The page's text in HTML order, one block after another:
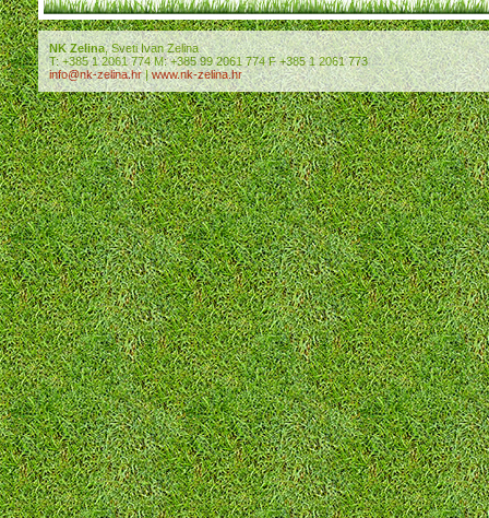
NK Zelina, Sveti Ivan Zelina
T: +385 1 2061 774 M: +385 99 2061 774 F +385 1 2061 773
info@nk-zelina.hr|www.nk-zelina.hr